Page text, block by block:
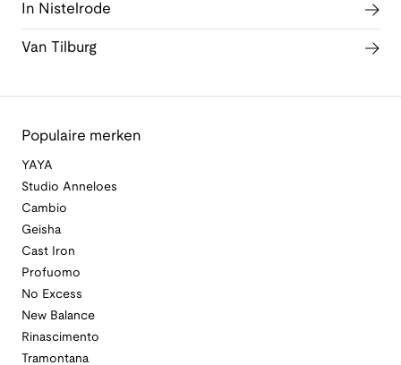
In Nistelrode
Van Tilburg
Populaire merken
YAYA
Studio Anneloes
Cambio
Geisha
Cast Iron
Profuomo
No Excess
New Balance
Rinascimento
Tramontana